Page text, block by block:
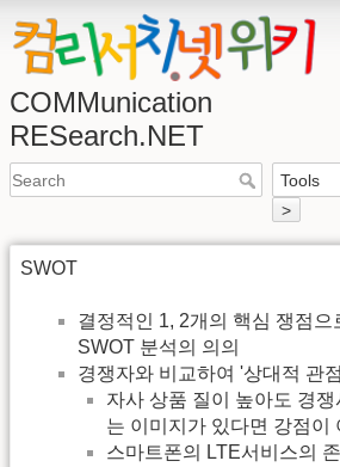
COMMunication
RESearch.NET
>
SWOT
결정적인 1, 2개의 핵심 쟁점으
SWOT 분석의 의의
경쟁자와 비교하여 '상대적 관
자사 상품 질이 높아도 경
는 이미지가 있다면 강점이
스마트폰의 LTE서비스의